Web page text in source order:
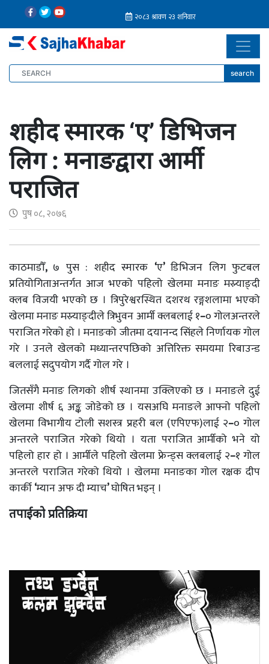
search
शहीद स्मारक ‘ए’ डिभिजन
लिग : मनाङद्वारा आर्मी
पराजित
पुष ०८, २०७६
काठमाडौँ, ७ पुस : शहीद स्मारक ‘ए’डिभिजन लिग फुटबल
प्रतियोगिताअन्तर्गत आज भएको पहिलो खेलमा मनाङ मस्र्याङ्दी
क्लब विजयी भएको छ । त्रिपुरेश्वरस्थित दशरथ रङ्गशलामा भएको
खेलमा मनाङ मस्र्याङ्दीले त्रिभुवन आर्मी क्लबलाई १–० गोलअन्तरले
पराजित गरेको हो । मनाङको जीतमा दयानन्द सिंहले निर्णायक गोल
गरे । उनले खेलको मध्यान्तरपछिको अत्तिरिक्त समयमा रिबाउन्ड
बललाई सदुपयोग गर्दै गोल गरे ।
जितसँगै मनाङ लिगको शीर्ष स्थानमा उक्लिएको छ । मनाङले दुई
खेलमा शीर्ष ६ अङ्क जोडेको छ । यसअघि मनाङले आफ्नो पहिलो
खेलमा विभागीय टोली सशस्त्र प्रहरी बल (एपिएफ)लाई २–० गोल
अन्तरले पराजित गरेको थियो । यता पराजित आर्मीको भने यो
पहिलो हार हो । आर्मीले पहिलो खेलमा फ्रेन्ड्स क्लबलाई २–१ गोल
अन्तरले पराजित गरेको थियो । खेलमा मनाङका गोल रक्षक दीप
कार्की‘म्यान अफ दी म्याच’घोषित भइन् ।
तपाईको प्रतिक्रिया